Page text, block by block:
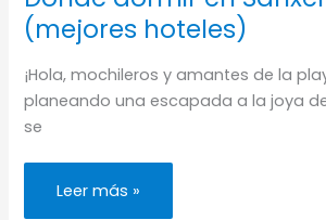
(mejores hoteles)
¡Hola, mochileros y amantes de la
planeando una escapada a la joya
se
Dónde
Leer más »